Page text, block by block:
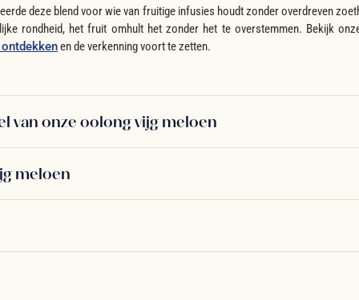
deze blend voor wie van fruitige infusies houdt zonder overdreven
rondheid, het fruit omhult het zonder het te overstemmen. Bekijk
en de verkenning voort te zetten.
van onze oolong vijg meloen
meloen